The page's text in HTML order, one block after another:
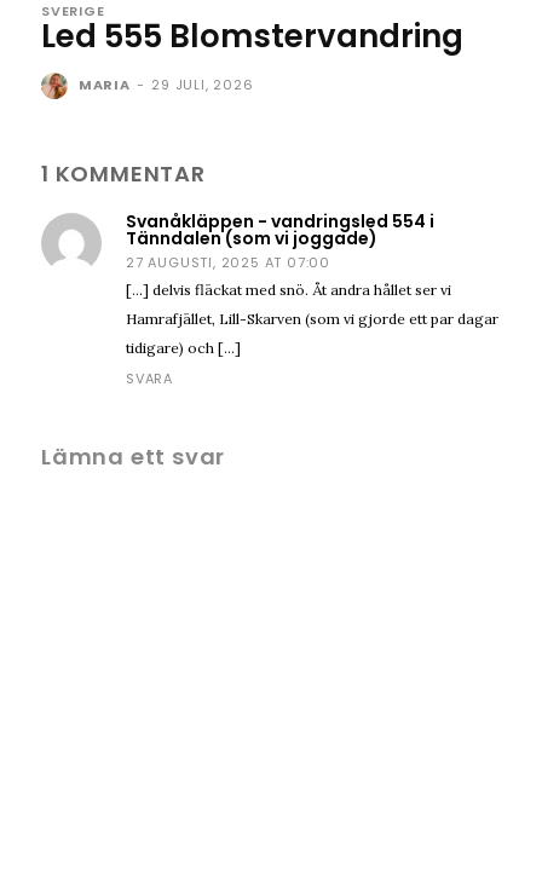
SVERIGE
Led 555 Blomstervandring
MARIA - 29 JULI, 2026
1 KOMMENTAR
Svanåkläppen - vandringsled 554 i
Tänndalen (som vi joggade)
27 AUGUSTI, 2025 AT 07:00
[…] delvis fläckat med snö. Åt andra hållet ser vi
Hamrafjället, Lill-Skarven (som vi gjorde ett par dagar
tidigare) och […]
SVARA
Lämna ett svar